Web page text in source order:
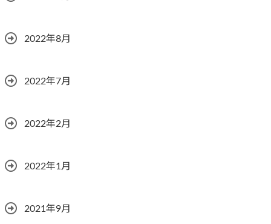
2022年8月
2022年7月
2022年2月
2022年1月
2021年9月